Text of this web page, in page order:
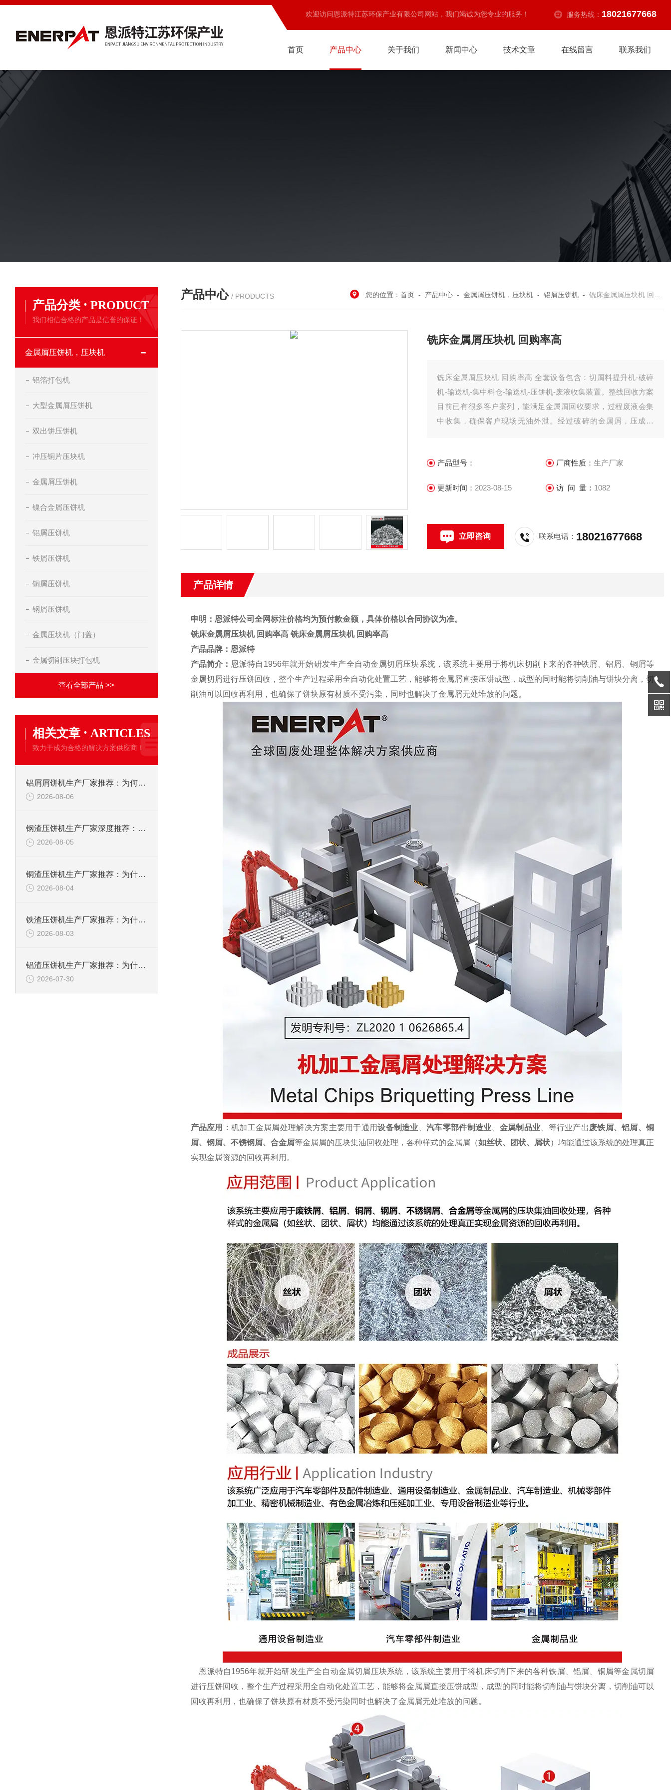
欢迎访问恩派特江苏环保产业有限公司网站，我们竭诚为您专业的服务！ 服务热线： 18021677668
首页 产品中心 关于我们 新闻中心 技术文章 在线留言 联系我们
产品分类 · PRODUCT
我们相信合格的产品是信誉的保证！
金属屑压饼机，压块机
铝箔打包机
大型金属屑压饼机
双出饼压饼机
冲压铜片压块机
金属屑压饼机
镍合金屑压饼机
铝屑压饼机
铁屑压饼机
铜屑压饼机
钢屑压饼机
金属压块机（门盖）
金属切削压块打包机
查看全部产品 >>
相关文章 · ARTICLES
致力于成为合格的解决方案供应商！
铝屑屑饼机生产厂家推荐：为何恩派特成为金属回收行业的“隐形优选”？
2026-08-06
钢渣压饼机生产厂家深度推荐：为何恩派特成为高净值产线的优选
2026-08-05
铜渣压饼机生产厂家推荐：为什么恩派特成为众多企业的信赖？
2026-08-04
铁渣压饼机生产厂家推荐：为什么恩派特成为众多企业的优选？
2026-08-03
铝渣压饼机生产厂家推荐：为什么恩派特是值得信赖的选择？
2026-07-30
产品中心 / PRODUCTS 您的位置：首页 - 产品中心 -金属屑压饼机，压块机 -铝屑压饼机 -铣床金属屑压块机 回购率高
铣床金属屑压块机 回购率高
铣床金属屑压块机 回购率高 全套设备包含：切屑料提升机-破碎
机-输送机-集中料仓-输送机-压饼机-废液收集装置。整线回收方案
目前已有很多客户案列，能满足金属屑回收要求，过程废液会集
中收集，确保客户现场无油外泄。经过破碎的金属屑，压成饼
产品型号： 厂商性质： 生产厂家
更新时间： 2023-08-15 访 问 量： 1082
立即咨询 联系电话： 18021677668
产品详情
申明：恩派特公司全网标注价格均为预付款金额，具体价格以合同协议为准。
铣床金属屑压块机 回购率高 铣床金属屑压块机 回购率高
产品品牌： 恩派特
产品简介： 恩派特自1956年就开始研发生产全自动金属切屑压块系统，该系统主要用于将机床切削下来的各种铁屑、铝屑、铜屑等
金属切屑进行压饼回收，整个生产过程采用全自动化处置工艺，能够将金属屑直接压饼成型，成型的同时能将切削油与饼块分离，切
削油可以回收再利用，也确保了饼块原有材质不受污染，同时也解决了金属屑无处堆放的问题。
产品应用： 机加工金属屑处理解决方案主要用于通用设备制造业 、汽车零部件制造业 金属制品业 、等行业产出 废铁屑、铝屑、铜
屑、 钢屑、不锈钢屑、合金屑等金属屑的压块集油回收处理，各种样式的金属屑（如丝状、团状、屑状）均能通过该系统的处理真正
实现金属资源的回收再利用。
恩派特自1956年就开始研发生产全自动金属切屑压块系统，该系统主要用于将机床切削下来的各种铁屑、铝屑、铜屑等金属切屑
进行压饼回收，整个生产过程采用全自动化处置工艺，能够将金属屑直接压饼成型，成型的同时能将切削油与饼块分离，切削油可以
回收再利用，也确保了饼块原有材质不受污染同时也解决了金属屑无处堆放的问题。